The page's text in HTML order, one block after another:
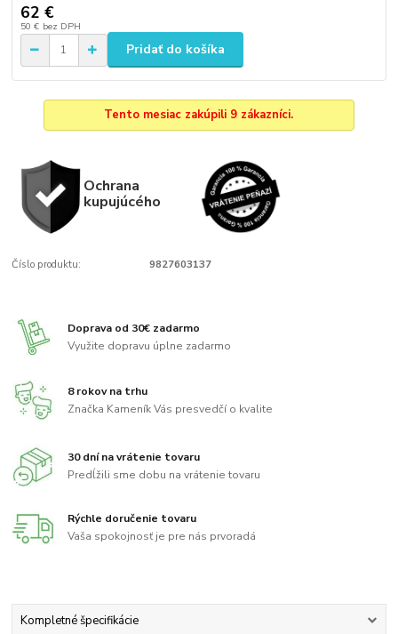
62 €
50 € bez DPH
Pridať do košíka
Tento mesiac zakúpili 9 zákazníci.
Ochrana
kupujúcého
Číslo produktu: 9827603137
Doprava od 30€ zadarmo
Využite dopravu úplne zadarmo
8 rokov na trhu
Značka Kameník Vás presvedčí o kvalite
30 dní na vrátenie tovaru
Predĺžili sme dobu na vrátenie tovaru
Rýchle doručenie tovaru
Vaša spokojnosť je pre nás prvoradá
Kompletné špecifikácie